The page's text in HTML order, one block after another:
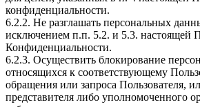
конфиденциальности.
6.2.2. Не разглашать персональных
исключением п.п. 5.2. и 5.3. настоящей
Конфиденциальности.
6.2.3. Осуществить блокирование
относящихся к соответствующему
обращения или запроса Пользователя,
представителя либо уполномоченного